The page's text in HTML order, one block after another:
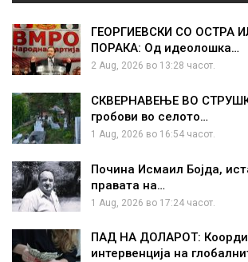
ГЕОРГИЕВСКИ СО ОСТРА
ПОРАКА: Од идеолошка…
2 Aug, 2026 во 13:28 часот.
СКВЕРНАВЕЊЕ ВО
гробови во селото…
1 Aug, 2026 во 16:54 часот.
Почина Исмаил Бојда,
правата на…
1 Aug, 2026 во 17:24 часот.
ПАД НА ДОЛАРОТ:
интервенција на